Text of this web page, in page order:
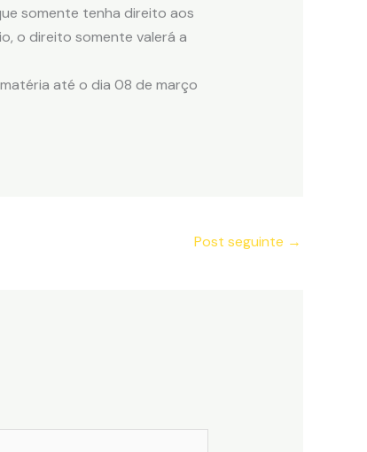
somente tenha direito aos
o direito somente valerá a
até o dia 08 de março
Post seguinte →